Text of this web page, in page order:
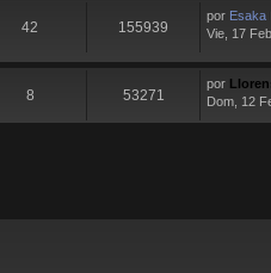
42 155939
por Esaka
Vie, 17
8 53271
por
Dom, 12